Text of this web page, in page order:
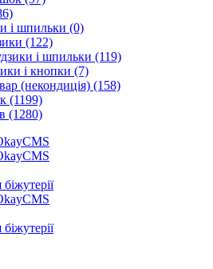
і шпильки (0)
(122)
і шпильки (119)
і кнопки (7)
(некондиція) (158)
(1199)
(1280)